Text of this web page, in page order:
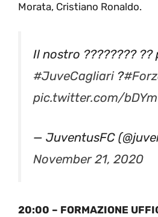
Morata, Cristiano Ronaldo.
Il nostro ???????? ??
#JuveCagliari?
pic.twitter.com/
— JuventusFC
November 21, 2020
20:00 – FORMAZIONE